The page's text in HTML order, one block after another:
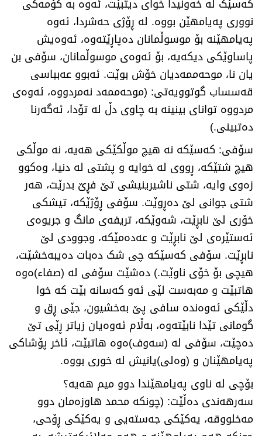
نووری پەیامهێن بووە. لە ڕۆژی حەشردا، ئەوە
پەیامهێنە بۆ موسوڵمانان دەپاڕێتەوە، ئەوەیش
پاساوێکی دیکەیە، بۆ ئەوەی موسوڵمانان، سۆفی بن
یان نا، موحەممەدیان خۆش بوێت. ئەبوو عەبباسی
قەسساب گوتوویەتی: (موحەممەد نەمردووە، ئەوەی
مردووە توانای بینینە بە چاوی دڵ لە تۆدا، ئەگەرنا
دەتبینی.)
سۆفی: کەسێکە نە هیچ موڵکێکی هەیە، نە موڵکی
هیچ شتێکە، ڕووی لە خوایە و پشتی لە دنیا، وەکوو
زەوی وایە، شتی ناشیرینیشی تێ فڕێ بدرێت، هەر
شتی جوانی لێ دەڕوێت. سۆفی ڕۆژێکە، تیشکی
خۆری لێ نابڕێت، شەوێکە، تریفەی مانگ و جریوەی
ئەستێرەی لێ نابڕێت و عەدەمێکە، وجوودی لێ
نابڕێت. سۆفی کەسێکە چی شک دەبات دەیبەخشێت،
هیچی بۆ خۆی ناوێت.) دەشێت سۆفی لە (صفاء)ەوە
هاتبێت و مەبەست لێی ئەو کەسانە بێت کە خوا
دڵێکی ئەوەندە سافی پێ بەخشیون، جێی ڕق و
گومانی تێدا نابێتەوە، بەڵام ئەوەیان زیاتر ڕێی تێ
دەچێت، سۆفی لە (سەوف)ەوە هاتبێت، ئاخر پۆشاکی
پەیامهێنان و (وەلی)یانیش لە خوری بووە.
بۆچی لە ناوی پەیامهێندا دوو میم هەیە؟
سەرهەندی دەڵێت: (چونکە محمد هاوزەمان دوو
مەخلووقە، یەکێکی جەستەیی و یەکێکی ڕۆحی،